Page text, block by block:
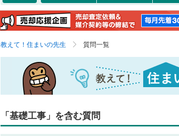
教えて！住まいの先生 質問一覧
「基礎工事」を含む質問